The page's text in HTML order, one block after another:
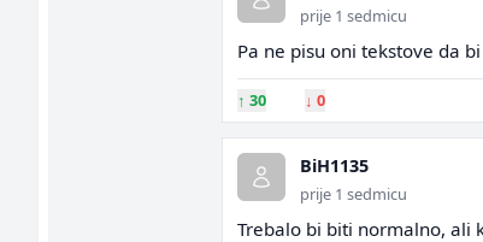
prije 1 sedmicu
Pa ne pisu oni tekstove da
↑ 30 ↓ 0
BiH1135
prije 1 sedmicu
Trebalo bi biti normalno, ali